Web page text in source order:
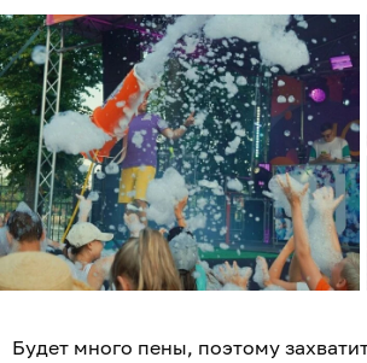
Будет много пены, поэтому